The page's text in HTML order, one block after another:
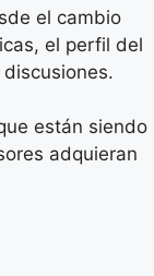
el cambio
el perfil del
están siendo
adquieran